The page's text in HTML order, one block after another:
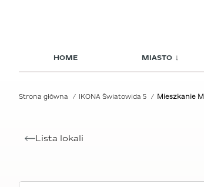
HOME MIASTO
Strona główna IKONA Światowida 5 Mieszkanie
Lista lokali